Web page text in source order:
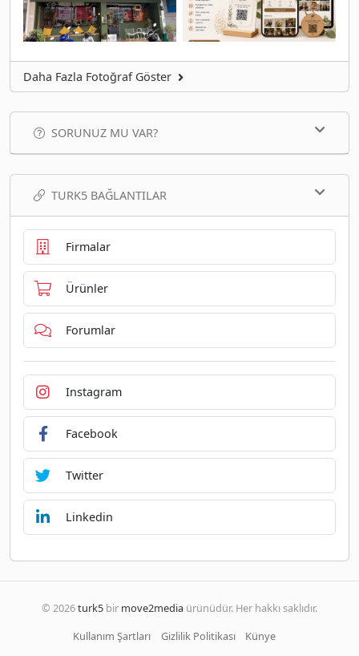
Daha Fazla Fotoğraf Göster
SORUNUZ MU VAR?
TURK5 BAĞLANTILAR
Firmalar
Ürünler
Forumlar
Instagram
Facebook
Twitter
Linkedin
© 2026turk5 bir move2media ürünüdür. Her hakkı saklıdır.
Kullanım Şartları
Gizlilik Politikası Künye